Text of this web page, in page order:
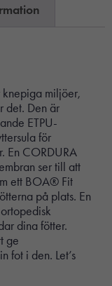
knepiga miljöer,
det. Den är
ETPU-
för
En CORDURA
ser till att
ett BOA® Fit
på plats. En
dina fötter.
ge
fot i den. Let’s